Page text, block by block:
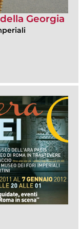
Georgia